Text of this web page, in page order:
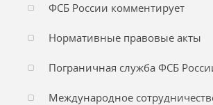
ФСБ России комментирует
Нормативные правовые акты
Пограничная служба ФСБ
Международное